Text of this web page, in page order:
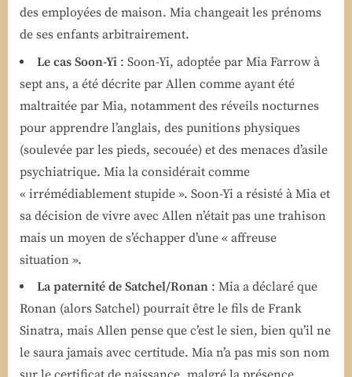
des employées de maison. Mia changeait les prénoms
de ses enfants arbitrairement.
Le cas Soon-Yi : Soon-Yi, adoptée par Mia Farrow à
sept ans, a été décrite par Allen comme ayant été
maltraitée par Mia, notamment des réveils nocturnes
pour apprendre l’anglais, des punitions physiques
(soulevée par les pieds, secouée) et des menaces d’asile
psychiatrique. Mia la considérait comme
« irrémédiablement stupide ». Soon-Yi a résisté à Mia et
sa décision de vivre avec Allen n’était pas une trahison
mais un moyen de s’échapper d’une « affreuse
situation ».
La paternité de Satchel/Ronan : Mia a déclaré que
Ronan (alors Satchel) pourrait être le fils de Frank
Sinatra, mais Allen pense que c’est le sien, bien qu’il ne
le saura jamais avec certitude. Mia n’a pas mis son nom